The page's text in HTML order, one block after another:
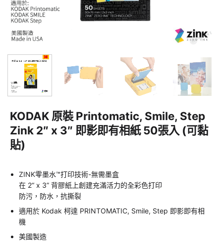
KODAK 原裝 Printomatic, Smile, Step
Zink 2″ x 3″ 即影即有相紙 50張入 (可黏
貼)
ZINK零墨水™打印技術-無需墨盒
在 2“ x 3” 背膠紙上創建充滿活力的全彩色打印
防污，防水，抗撕裂
適用於 Kodak 柯達 PRINTOMATIC, Smile, Step 即影即有相
機
美國製造